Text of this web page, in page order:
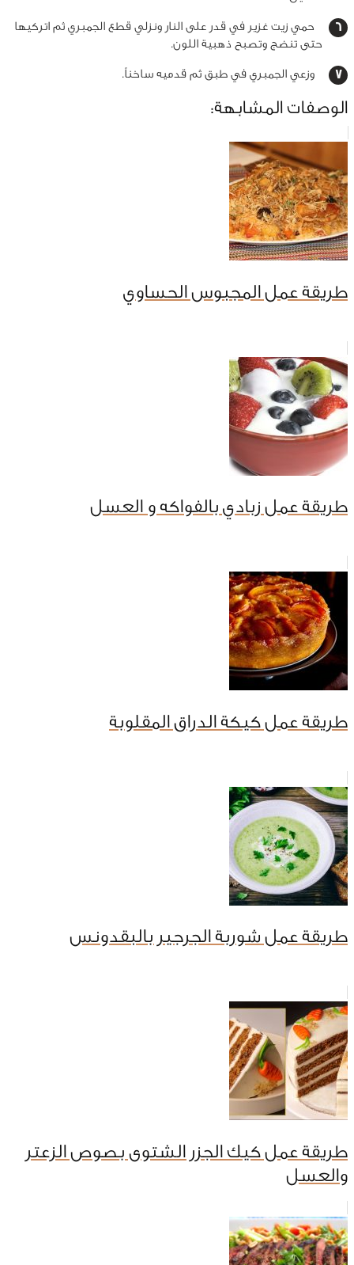
حمي زيت غزير في قدر على النار ونزلي قطع الجمبري ثم اتركيها
حتى تنضج وتصبح ذهبية اللون.
وزعي الجمبري في طبق ثم قدميه ساخناً.
الوصفات المشابهة:
طريقة عمل المجبوس الحساوي
طريقة عمل زبادي بالفواكه و العسل
طريقة عمل كيكة الدراق المقلوبة
طريقة عمل شوربة الجرجير بالبقدونس
طريقة عمل كيك الجزر الشتوى بصوص الزعتر
والعسل